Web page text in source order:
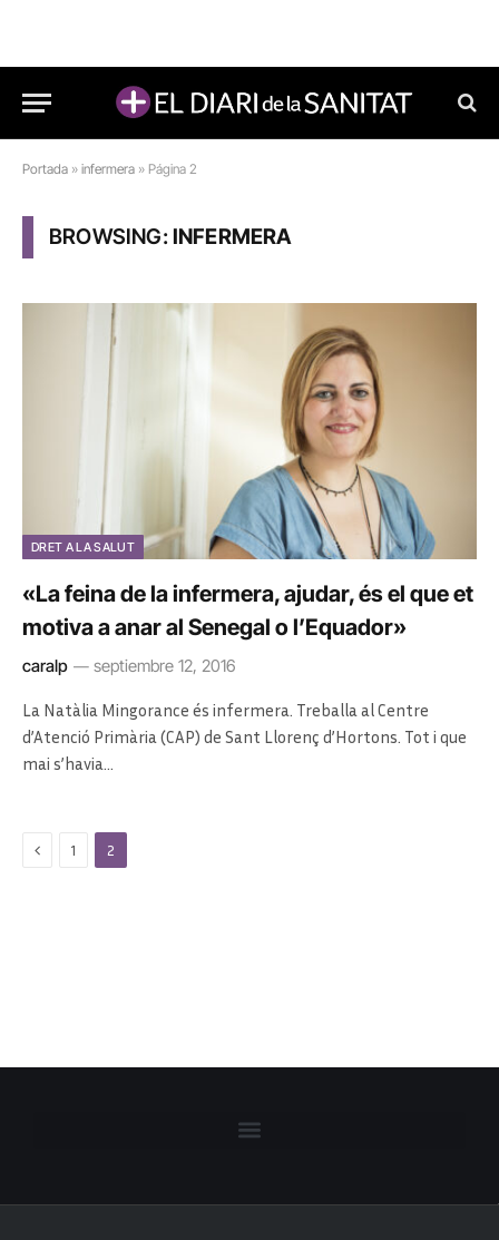
Portada » infermera » Página 2
BROWSING:INFERMERA
DRET A LA SALUT
«La feina de la infermera, ajudar, és el que et
motiva a anar al Senegal o l’Equador»
caralp septiembre 12, 2016
La Natàlia Mingorance és infermera. Treballa al Centre
d’Atenció Primària (CAP) de Sant Llorenç d’Hortons. Tot i que
mai s’havia…
Previous
1 2